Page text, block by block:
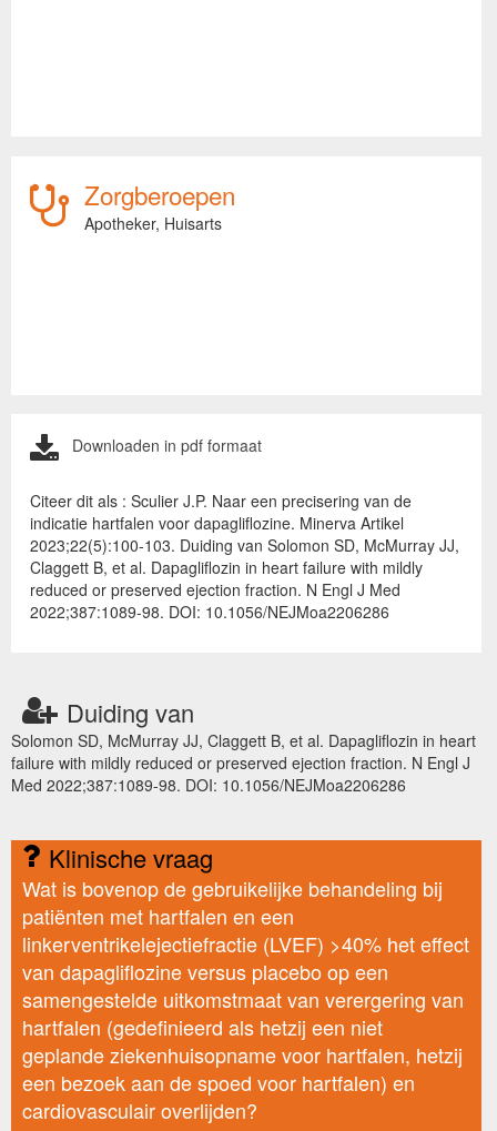
Zorgberoepen
Apotheker, Huisarts
Downloaden in pdf formaat
Citeer dit als : Sculier J.P. Naar een precisering van de
indicatie hartfalen voor dapagliflozine. Minerva Artikel
2023;22(5):100-103. Duiding van Solomon SD, McMurray JJ,
Claggett B, et al. Dapagliflozin in heart failure with mildly
reduced or preserved ejection fraction. N Engl J Med
2022;387:1089-98. DOI: 10.1056/NEJMoa2206286
Duiding van
Solomon SD, McMurray JJ, Claggett B, et al. Dapagliflozin in heart
failure with mildly reduced or preserved ejection fraction. N Engl J
Med 2022;387:1089-98. DOI: 10.1056/NEJMoa2206286
Klinische vraag
Wat is bovenop de gebruikelijke behandeling bij
patiënten met hartfalen en een
linkerventrikelejectiefractie (LVEF) >40% het effect
van dapagliflozine versus placebo op een
samengestelde uitkomstmaat van verergering van
hartfalen (gedefinieerd als hetzij een niet
geplande ziekenhuisopname voor hartfalen, hetzij
een bezoek aan de spoed voor hartfalen) en
cardiovasculair overlijden?